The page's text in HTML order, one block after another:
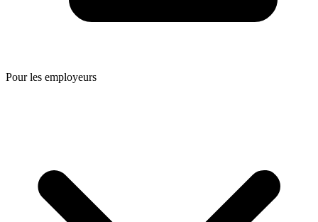
Pour les employeurs